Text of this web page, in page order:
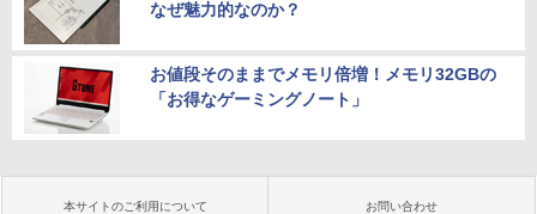
なぜ魅力的なのか？
お値段そのままでメモリ倍増！メモリ32GBの
「お得なゲーミングノート」
本サイトのご利用について お問い合わせ